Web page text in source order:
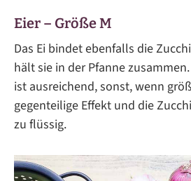
Eier – Größe M
Das Ei bindet ebenfalls die
hält sie in der Pfanne
ist ausreichend, sonst, wenn
gegenteilige Effekt und die
zu flüssig.